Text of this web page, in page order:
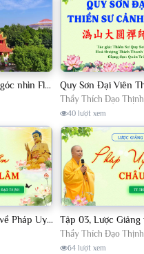
Chùa Khai Nguyên từ góc nhìn Flycam
Thầy Thích Đạo Thịnh
40 lượt xem
Tập 002, Lược Giảng về Pháp Uyển Châu Lâm, Chủ giảng TT. Thích Đạo Thịnh
Thầy Thích Đạo Thịnh
64 lượt xem